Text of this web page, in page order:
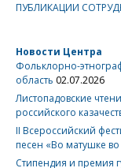
ПУБЛИКАЦИИ
Новости Центра
Фольклорно-
область 02.07.2026
Листопадовские
российского
II Всероссийский
песен «Во матушке
Стипендия и премия